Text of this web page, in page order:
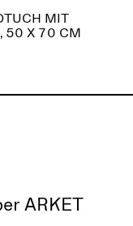
MIT
50 X 70 CM
ARKET